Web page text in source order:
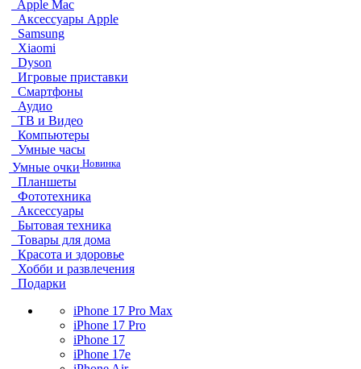
Apple Mac
Аксессуары Apple
Samsung
Xiaomi
Dyson
Игровые приставки
Смартфоны
Аудио
ТВ и Видео
Компьютеры
Умные часы
Умные очки Новинка
Планшеты
Фототехника
Аксессуары
Бытовая техника
Товары для дома
Красота и здоровье
Хобби и развлечения
Подарки
iPhone 17 Pro Max
iPhone 17 Pro
iPhone 17
iPhone 17e